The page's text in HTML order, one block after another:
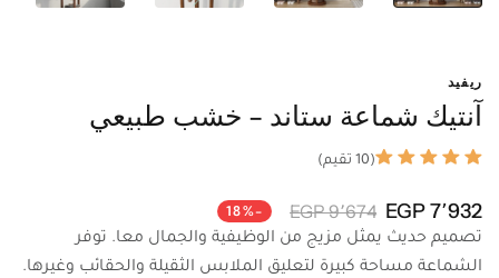
ريفيد
آنتيك شماعة ستاند - خشب طبيعي
(10 تقيم)
7٬932 EGP 9٬674 EGP -18%
تصميم حديث يمثل مزيج من الوظيفية والجمال معا. توفر
الشماعة مساحة كبيرة لتعليق الملابس الثقيلة والحقائب وغيرها.